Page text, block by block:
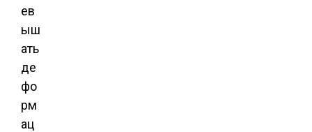
ев
ыш
ать
де
фо
рм
ац